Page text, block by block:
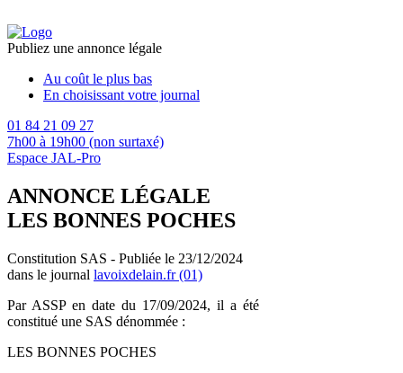
Publiez une annonce légale
Au coût le plus bas
En choisissant votre journal
01 84 21 09 27
7h00 à 19h00 (non surtaxé)
Espace JAL-Pro
ANNONCE LÉGALE
LES BONNES POCHES
Constitution SAS - Publiée le 23/12/2024
dans le journal lavoixdelain.fr (01)
Par ASSP en date du 17/09/2024, il a été
constitué une SAS dénommée :
LES BONNES POCHES